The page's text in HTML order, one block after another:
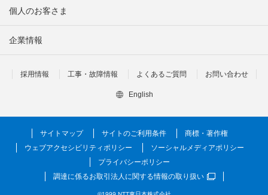
個人のお客さま
企業情報
採用情報 工事・故障情報 よくあるご質問 お問い合わせ
English
サイトマップ サイトのご利用条件
商標・著作権
ウェブアクセシビリティポリシー
ソーシャルメディアポリシー
プライバシーポリシー
調達に係るお取引法人に関する情報の取り扱い